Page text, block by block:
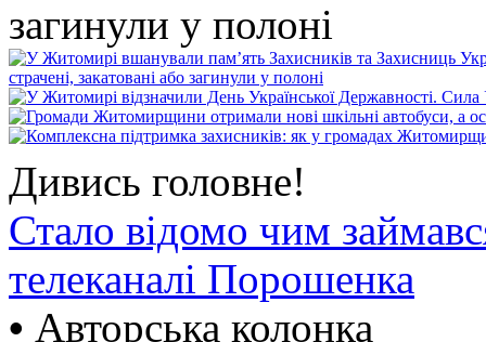
загинули у полоні
Дивись головне!
Стало відомо чим
телеканалі Порошенка
• Авторська колонка